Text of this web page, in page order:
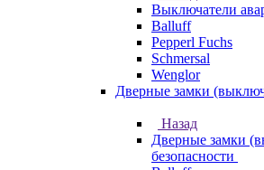
Выключатели
Balluff
Pepperl Fuchs
Schmersal
Wenglor
Дверные замки
Назад
Дверные замки
безопасности